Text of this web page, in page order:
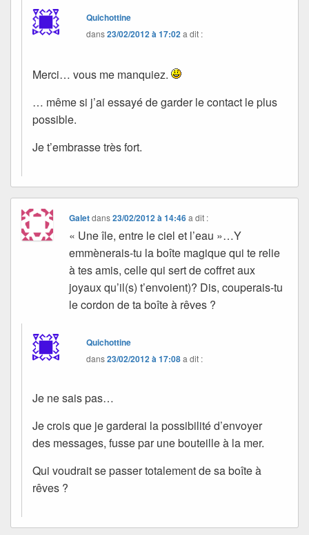
Quichottine
dans23/02/2012 à 17:02a dit :
Merci… vous me manquiez.
… même si j’ai essayé de garder le contact le plus
possible.
Je t’embrasse très fort.
Galetdans23/02/2012 à 14:46 a dit :
« Une île, entre le ciel et l’eau »…Y
emmènerais-tu la boîte magique qui te relie
à tes amis, celle qui sert de coffret aux
joyaux qu’il(s) t’envoient)? Dis, couperais-tu
le cordon de ta boîte à rêves ?
Quichottine
dans23/02/2012 à 17:08a dit :
Je ne sais pas…
Je crois que je garderai la possibilité d’envoyer
des messages, fusse par une bouteille à la mer.
Qui voudrait se passer totalement de sa boîte à
rêves ?